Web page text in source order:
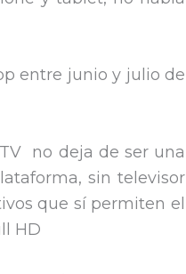
entre junio y julio de
no deja de ser una
sin televisor
que sí permiten el
HD